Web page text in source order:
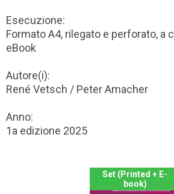
Esecuzione:
Formato A4, rilegato e perforato, a
eBook
Autore(i):
René Vetsch / Peter Amacher
Anno:
1a edizione 2025
Set (Printed + E-
book)